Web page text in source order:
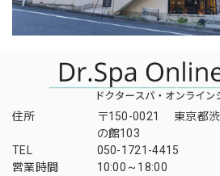
住所
〒150-0021 東京都渋
の館103
TEL
050-1721-4415
営業時間
10:00～18:00